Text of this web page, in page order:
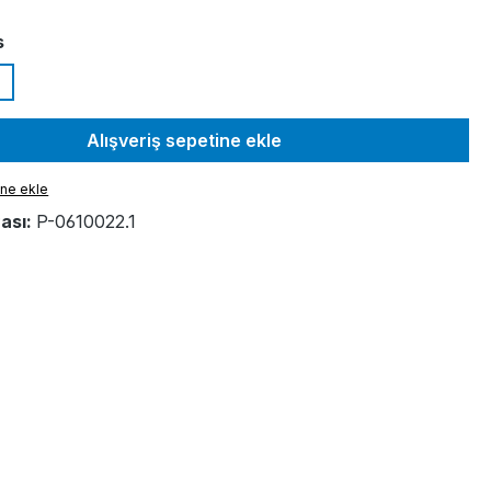
Alışveriş sepetine ekle
ekle
P-0610022.1